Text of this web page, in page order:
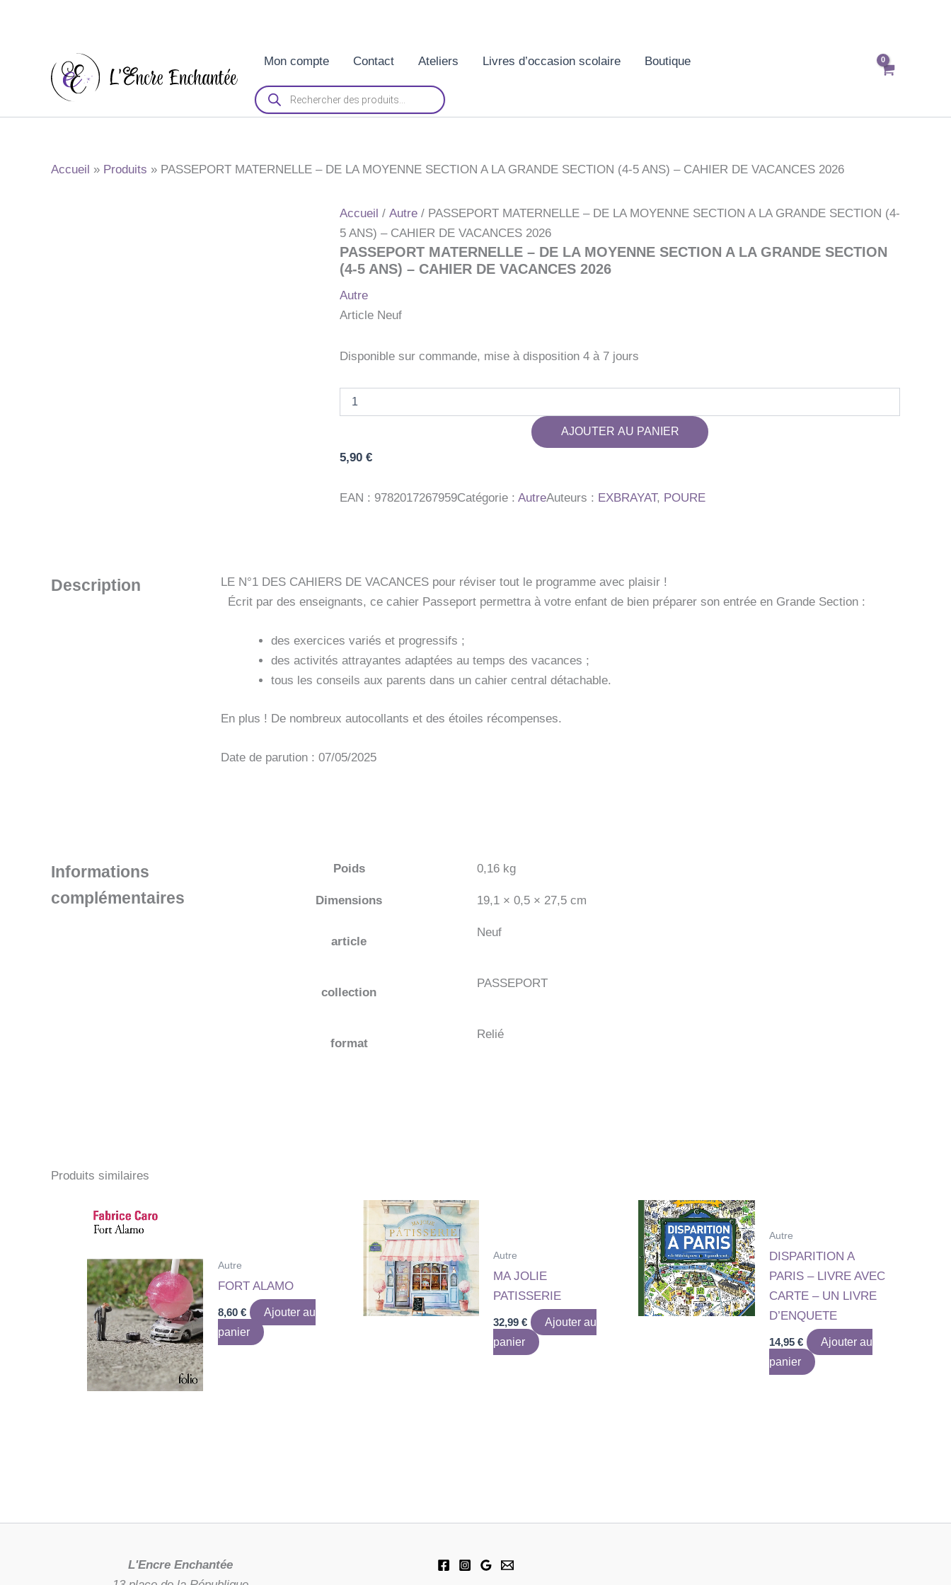
Mon compte Contact Ateliers Livres d’occasion scolaire Boutique
Recherche
de
produits
Accueil Produits PASSEPORT MATERNELLE – DE LA MOYENNE SECTION A LA GRANDE SECTION (4-5 ANS) – CAHIER DE VACANCES 2026
Accueil / Autre / PASSEPORT MATERNELLE – DE LA MOYENNE SECTION A LA GRANDE SECTION (4-
5 ANS) – CAHIER DE VACANCES 2026
PASSEPORT MATERNELLE – DE LA MOYENNE SECTION A LA GRANDE SECTION
(4-5 ANS) – CAHIER DE VACANCES 2026
Autre
Article Neuf
Disponible sur commande, mise à disposition 4 à 7 jours
-
DE
MOYENNE
(4-
ANS)
CAHIER
DE
VACANCES
2026
AJOUTER AU PANIER
5,90 €
EAN : 9782017267959Catégorie : AutreAuteurs : EXBRAYAT, POURE
Description
LE N°1 DES CAHIERS DE VACANCES pour réviser tout le programme avec plaisir !
Écrit par des enseignants, ce cahier Passeport permettra à votre enfant de bien préparer son entrée en Grande Section :
des exercices variés et progressifs ;
des activités attrayantes adaptées au temps des vacances ;
tous les conseils aux parents dans un cahier central détachable.
En plus ! De nombreux autocollants et des étoiles récompenses.
Date de parution : 07/05/2025
Informations
complémentaires
Poids 0,16 kg
Dimensions 19,1 × 0,5 × 27,5 cm
article
Neuf
collection
PASSEPORT
format
Relié
Produits similaires
Autre
FORT ALAMO
8,60 €
Ajouter au
panier
Autre
MA JOLIE
PATISSERIE
32,99€
Ajouter au
panier
Autre
DISPARITION A
PARIS – LIVRE AVEC
CARTE – UN LIVRE
D’ENQUETE
14,95€
Ajouter au
panier
L'Encre Enchantée